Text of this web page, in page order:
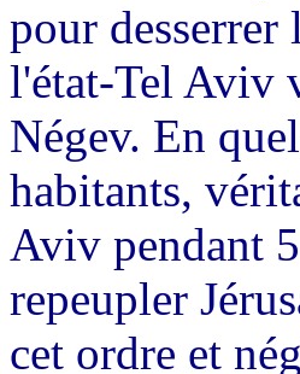
pour desserrer
l'état-Tel Aviv
Négev. En
habitants,
Aviv pendant
repeupler
cet ordre et